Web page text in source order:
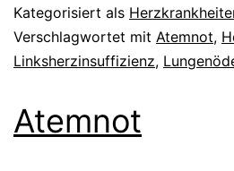
Kategorisiert als
Verschlagwortet mit Atemnot,
Linksherzinsuffizienz,
Atemnot